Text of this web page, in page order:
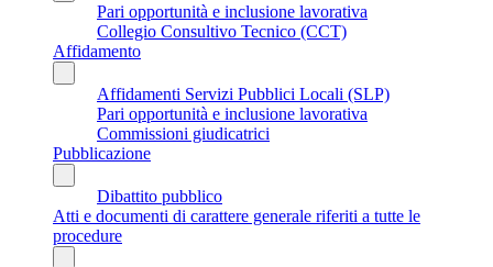
Pari opportunità e inclusione lavorativa
Collegio Consultivo Tecnico (CCT)
Affidamento
Affidamenti Servizi Pubblici Locali (SLP)
Pari opportunità e inclusione lavorativa
Commissioni giudicatrici
Pubblicazione
Dibattito pubblico
Atti e documenti di carattere generale riferiti a tutte le
procedure